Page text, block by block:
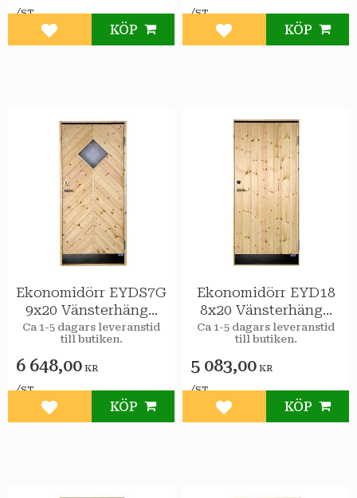
/ST
Lägg till i favoriter
KÖP
/ST
Lägg till i favoriter
KÖP
Ekonomidörr EYDS7G
9x20 Vänsterhängd
STAR Varmförråd
Sport 2-glas
Ca 1-5 dagars leveranstid
till butiken.
6 648,00 KR
/ST
Lägg till i favoriter
KÖP
Ekonomidörr EYD18
8x20 Vänsterhängd
Varmförråd STAR
Ca 1-5 dagars leveranstid
till butiken.
5 083,00 KR
/ST
Lägg till i favoriter
KÖP